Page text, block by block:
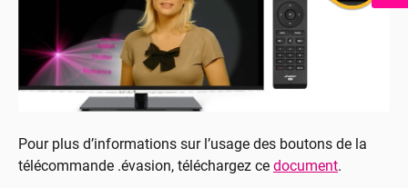
Pour plus d’informations sur l’usage des boutons de la
télécommande .évasion, téléchargez ce document.